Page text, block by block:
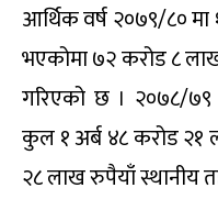
आर्थिक वर्ष २०७९/८०
भएकोमा ७२ करोड ८
गरिएको छ । २०७८/
कुल १ अर्ब ४८ करोड
२८ लाख रुपैयाँ स्थानीय